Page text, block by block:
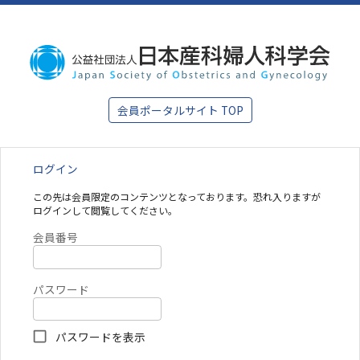
会員ポータルサイト TOP
ログイン
この先は会員限定のコンテンツとなっております。恐れ入りますが
ログインして閲覧してください。
会員番号
パスワード
パスワードを表示